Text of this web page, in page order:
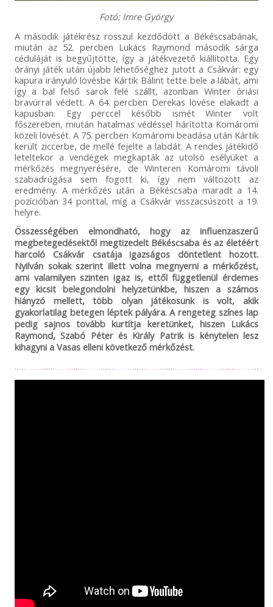
Fotó: Imre György
A második játékrész rosszul kezdődött a Békéscsabának,
miután az 52. percben Lukács Raymond második sárga
céduláját is begyűjtötte, így a játékvezető kiállította. Egy
órányi játék után újabb lehetőséghez jutott a Csákvár: egy
kapura irányuló lövésbe Kártik Bálint tette bele a lábát, ami
így a bal felső sarok felé szállt, azonban Winter óriási
bravúrral védett. A 64. percben Derekas lövése elakadt a
kapusban. Egy perccel később ismét Winter volt
főszereben, miután hatalmas védéssel hárította Komáromi
közeli lövését. A 75. percben Komáromi beadása után Kártik
került ziccerbe, de mellé fejelte a labdát. A rendes játékidő
leteltekor a vendégek megkapták az utolsó esélyüket a
mérkőzés megnyerésére, de Winteren Komáromi távoli
szabadrúgása sem fogott ki, így nem változott az
eredmény. A mérkőzés után a Békéscsaba maradt a 14.
pozícióban 34 ponttal, míg a Csákvár visszacsúszott a 19.
helyre.
Összességében elmondható, hogy az influenzaszerű
megbetegedésektől megtizedelt Békéscsaba és az életéért
harcoló Csákvár csatája igazságos döntetlent hozott.
Nyilván sokak szerint illett volna megnyerni a mérkőzést,
ami valamilyen szinten igaz is, ettől függetlenül érdemes
egy kicsit belegondolni helyzetünkbe, hiszen a számos
hiányzó mellett, több olyan játékosunk is volt, akik
gyakorlatilag betegen léptek pályára. A rengeteg színes lap
pedig sajnos tovább kurtítja keretünket, hiszen Lukács
Raymond, Szabó Péter és Király Patrik is kénytelen lesz
kihagyni a Vasas elleni következő mérkőzést.